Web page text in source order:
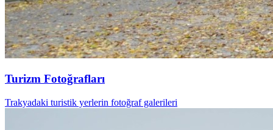
Turizm Fotoğrafları
Trakyadaki turistik yerlerin fotoğraf galerileri